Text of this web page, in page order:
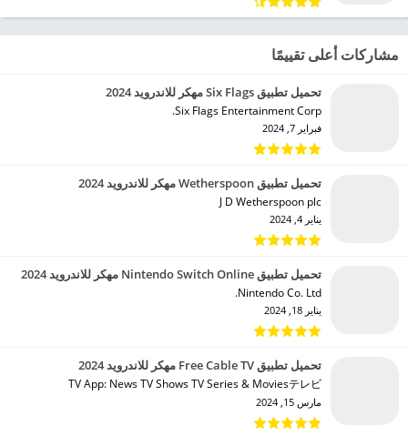
مشاركات أعلى تقييمًا
تحميل تطبيق Six Flags مهكر للاندرويد 2024
Six Flags Entertainment Corp.‏
فبراير 7, 2024
تحميل تطبيق Wetherspoon مهكر للاندرويد 2024
J D Wetherspoon plc‏
يناير 4, 2024
تحميل تطبيق Nintendo Switch Online مهكر للاندرويد 2024
Nintendo Co. Ltd.‏
يناير 18, 2024
تحميل تطبيق Free Cable TV مهكر للاندرويد 2024
TV App: News TV Shows TV Series & Moviesテレビ‏
مارس 15, 2024